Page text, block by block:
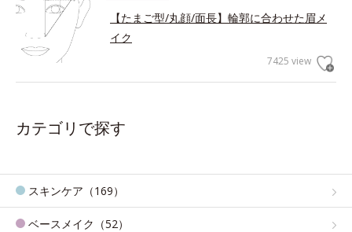
【たまご型/丸顔/面長】輪郭に合わせた眉メ
イク
7425 view
カテゴリで探す
スキンケア（169）
ベースメイク（52）